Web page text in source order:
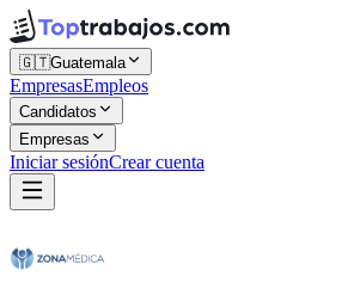
🇬🇹Guatemala
EmpresasEmpleos
Candidatos
Empresas
Iniciar sesiónCrear cuenta